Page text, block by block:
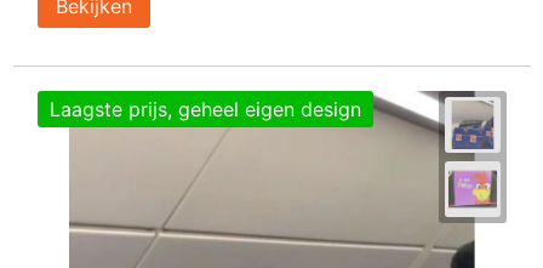
Bekijken
Laagste prijs, geheel eigen design